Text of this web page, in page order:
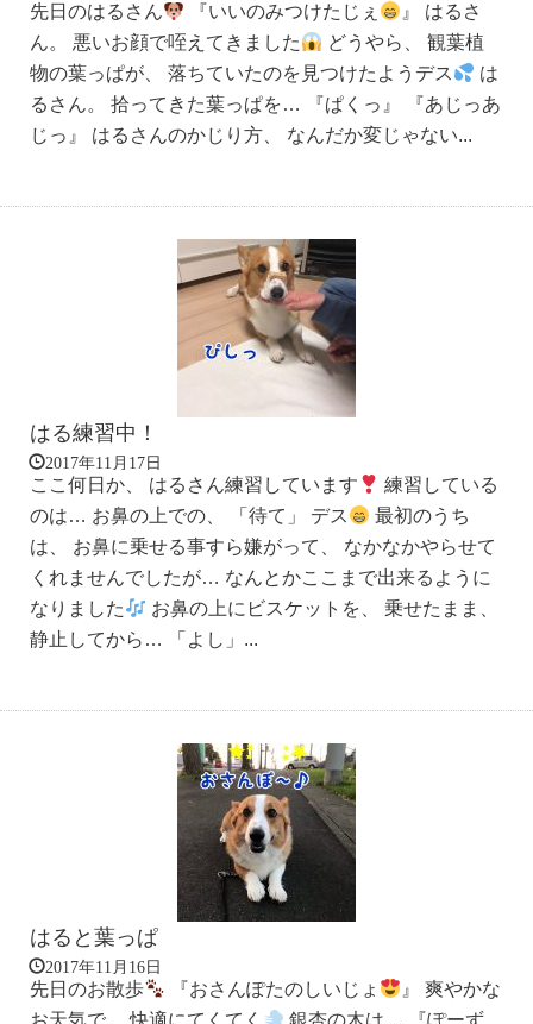
先日のはるさん 『いいのみつけたじぇ
』 はるさ
ん。 悪いお顔で咥えてきました
どうやら、 観葉植
物の葉っぱが、 落ちていたのを見つけたようデス
は
るさん。 拾ってきた葉っぱを… 『ぱくっ』 『あじっあ
じっ』 はるさんのかじり方、 なんだか変じゃない...
はる練習中！
2017年11月17日
ここ何日か、 はるさん練習しています
練習している
のは… お鼻の上での、 「待て」 デス
最初のうち
は、 お鼻に乗せる事すら嫌がって、 なかなかやらせて
くれませんでしたが… なんとかここまで出来るように
なりました
お鼻の上にビスケットを、 乗せたまま、
静止してから… 「よし」...
はると葉っぱ
2017年11月16日
先日のお散歩 『おさんぽたのしいじょ
』 爽やかな
お天気で、 快適にてくてく
銀杏の木は… 『ぽーず